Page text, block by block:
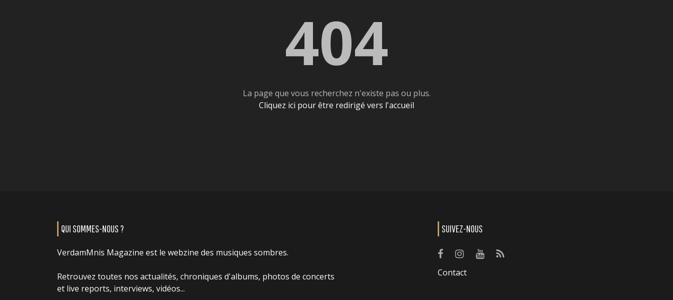
404
La page que vous recherchez n'existe pas ou plus.
Cliquez ici pour être redirigé vers l'accueil
QUI SOMMES-NOUS ?
VerdamMnis Magazine est le webzine des musiques sombres.
Retrouvez toutes nos actualités, chroniques d'albums, photos de concerts
et live reports, interviews, vidéos...
SUIVEZ-NOUS
Contact